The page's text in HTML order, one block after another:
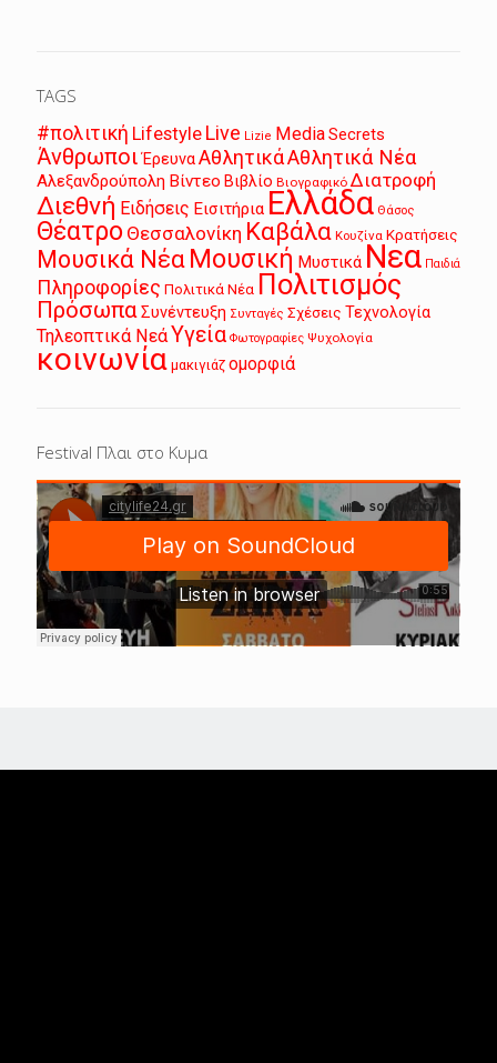
TAGS
#πολιτική Lifestyle Live Lizie MediaSecrets
Άνθρωποι ΈρευναΑθλητικάΑθλητικά Νέα
Αλεξανδρούπολη Βίντεο Βιβλίο Βιογραφικό Διατροφή
Διεθνή Ειδήσεις Εισιτήρια Ελλάδα Θάσος
Θέατρο Θεσσαλονίκη Καβάλα Κουζίνα Κρατήσεις
Μουσικά Νέα Μουσική Μυστικά Νεα Παιδιά
Πληροφορίες Πολιτικά Νέα Πολιτισμός
ΠρόσωπαΣυνέντευξη Συνταγές Σχέσεις Τεχνολογία
Τηλεοπτικά ΝεάΥγεία Φωτογραφίες Ψυχολογία
κοινωνία μακιγιάζ ομορφιά
Festival Πλαι στο Κυμα